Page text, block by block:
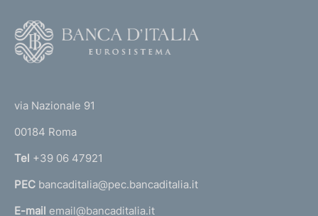
r
n
a
l
via Nazionale 91
00184 Roma
Tel +39 06 47921
PEC bancaditalia@pec.bancaditalia.it
E-mail email@bancaditalia.it